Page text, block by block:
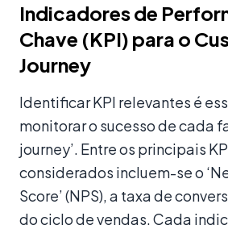
Indicadores de
Chave (KPI) para o
Journey
Identificar KPI relevantes é
monitorar o sucesso de cada
journey’. Entre os principais
considerados incluem-se o
Score’ (NPS), a taxa de
do ciclo de vendas. Cada